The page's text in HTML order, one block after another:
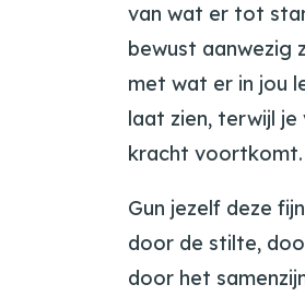
van wat er tot
bewust aanwezig
met wat er in jou
laat zien, terwijl
kracht voortkomt.
Gun jezelf deze
door de stilte,
door het